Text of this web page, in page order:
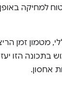
למחיקה
מטמון זמן
בתכונה הזו
אחסון.